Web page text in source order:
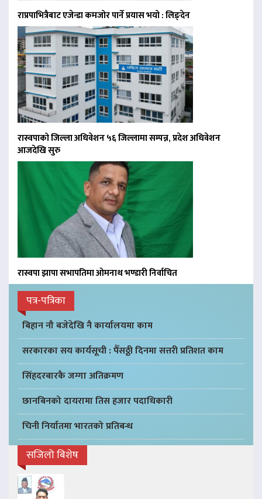
राप्रपाभित्रैबाट एजेन्डा कमजोर पार्ने प्रयास भयो : लिङ्देन
रास्वपाको जिल्ला अधिवेशन ५६ जिल्लामा सम्पन्न, प्रदेश अधिवेशन
आजदेखि सुरु
रास्वपा झापा सभापतिमा ओमनाथ भण्डारी निर्वाचित
पत्र-पत्रिका
बिहान नौ बजेदेखि नै कार्यालयमा काम
सरकारका सय कार्यसूची : पैँसठ्ठी दिनमा सत्तरी प्रतिशत काम
सिंहदरबारकै जग्गा अतिक्रमण
छानबिनको दायरामा तिस हजार पदाधिकारी
चिनी निर्यातमा भारतको प्रतिबन्ध
सजिलो बिशेष